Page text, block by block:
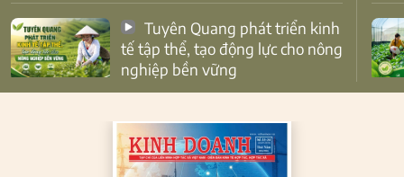
tế tập thể, tạo động lực cho nông
nghiệp bền vững